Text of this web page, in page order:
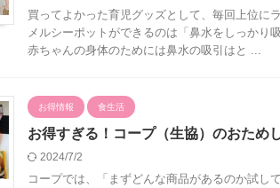
買ってよかった育児グッズとして、毎回上位に
メルシーポットができるのは「鼻水をしっかり
赤ちゃんの身体のためには鼻水の吸引はと ...
お得情報 食生活
お得すぎる！コープ（生協）のおため
2024/7/2
コープでは、「まずどんな商品があるのか試し